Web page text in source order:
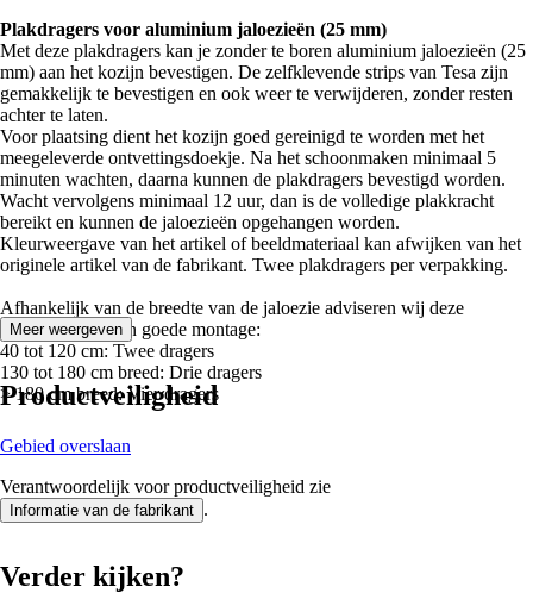
Plakdragers voor aluminium jaloezieën (25 mm)
Met deze plakdragers kan je zonder te boren aluminium jaloezieën (25
mm) aan het kozijn bevestigen. De zelfklevende strips van Tesa zijn
gemakkelijk te bevestigen en ook weer te verwijderen, zonder resten
achter te laten.
Voor plaatsing dient het kozijn goed gereinigd te worden met het
meegeleverde ontvettingsdoekje. Na het schoonmaken minimaal 5
minuten wachten, daarna kunnen de plakdragers bevestigd worden.
Wacht vervolgens minimaal 12 uur, dan is de volledige plakkracht
bereikt en kunnen de jaloezieën opgehangen worden.
Kleurweergave van het artikel of beeldmateriaal kan afwijken van het
originele artikel van de fabrikant. Twee plakdragers per verpakking.
Afhankelijk van de breedte van de jaloezie adviseren wij deze
aantallen voor een goede montage:
40 tot 120 cm: Twee dragers
130 tot 180 cm breed: Drie dragers
> 180 cm breed: Vier dragers
Meer weergeven
Productveiligheid
Gebied overslaan
Verantwoordelijk voor productveiligheid zie
Informatie van de fabrikant .
Verder kijken?